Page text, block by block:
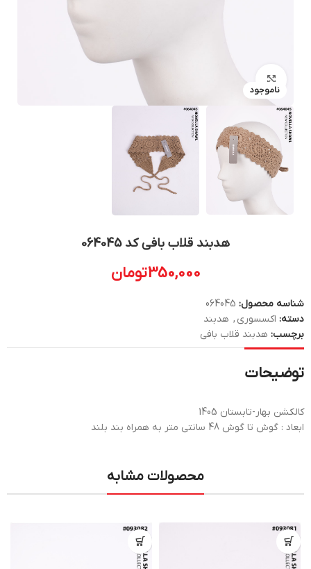
ناموجود
هدبند قلاب بافی کد 064045
350,000تومان
شناسه محصول: 064045
دسته: اکسسوری , هدبند
برچسب: هدبند قلاب بافی
توضیحات
کالکشن بهار-تابستان 1405
ابعاد : گوش تا گوش 48 سانتی متر به همراه بند بلند
محصولات مشابه